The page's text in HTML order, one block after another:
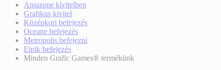
Amazone kivitelben
Grafikus kivitel
Középkori befejezés
Oceane befejezés
Metropolis befejezni
Etnik befejezés
Minden Grafic Games® termékünk